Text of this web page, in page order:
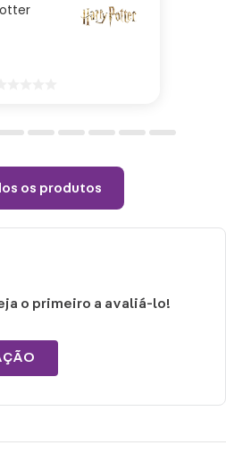
- 35
- 41
de uso:
a seco.
os produtos
o primeiro a avaliá-lo!